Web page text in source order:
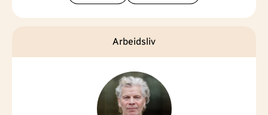
Arbeidsliv